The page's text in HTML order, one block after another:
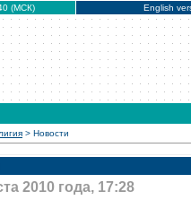
(МСК) English
> Новости
2010 года, 17:28